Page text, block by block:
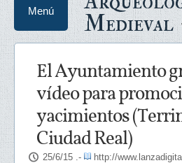
Medieval
Menú
El Ayuntamiento
vídeo para
yacimientos
Ciudad Real)
25/6/15 .- http://